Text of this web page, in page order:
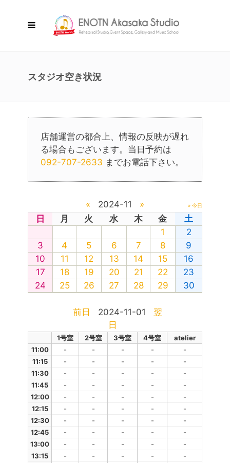
スタジオ空き状況
店舗運営の都合上、情報の反映が遅れ
る場合もございます。当日予約は
092-707-2633 までお電話下さい。
« 2024-11 » » 今日
日 月 火 水 木 金
土
1
2
3
4 5 6 7 8
9
10
11 12 13 14 15
16
17
18 19 20 21 22
23
24
25 26 27 28 29 30
前日 2024-11-01
翌
日
1号室 2号室 3号室 4号室
atelier
11:00
- - - -
-
11:15
- - - -
-
11:30
- - - -
-
11:45
- - - -
-
12:00
- - - -
-
12:15
- - - -
-
12:30
- - - -
-
12:45
- - - -
-
13:00
- - - -
-
13:15
- - - -
-